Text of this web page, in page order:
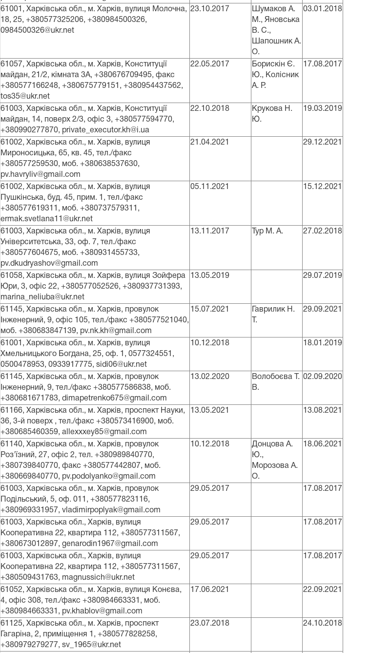
61001, Харківська обл., м. Харків, вулиця Молочна,
18, 25, +380577325206, +380984500326,
0984500326@ukr.net
23.10.2017
Шумаков А.
М., Яновська
В. С.,
Шапошник А.
О.
03.01.2018
61057, Харківська обл., м. Харків, Конституції
майдан, 21/2, кімната 3А, +380676709495, факс
+380577166248, +380675779151, +380954437562,
tos35@ukr.net
22.05.2017
Борискін Є.
Ю., Колісник
А. Р.
17.08.2017
61003, Харківська обл., м. Харків, Конституції
майдан, 14, поверх 2/3, офіс 3, +380577594770,
+380990277870, private_executor.kh@i.ua
22.10.2018
Крукова Н.
Ю.
19.03.2019
61002, Харківська обл., м. Харків, вулиця
Мироносицька, 65, кв. 45, тел./факс
+380577259530, моб. +380638537630,
pv.havryliv@gmail.com
21.04.2021 29.12.2021
61002, Харківська обл., м. Харків, вулиця
Пушкінська, буд. 45, прим. 1, тел./факс
+380577619311, моб. +380737579311,
ermak.svetlana11@ukr.net
05.11.2021 15.12.2021
61003, Харківська обл., м. Харків, вулиця
Університетська, 33, оф. 7, тел./факс
+380577604675, моб. +380931455733,
pv.dkudryashov@gmail.com
13.11.2017 Тур М. А. 27.02.2018
61058, Харківська обл., м. Харків, вулиця Зойфера
Юри, 3, офіс 22, +380577052526, +380937731393,
marina_neliuba@ukr.net
13.05.2019 29.07.2019
61145, Харківська обл., м. Харків, провулок
Інженерний, 9, офіс 105, тел./факс +380577521040,
моб. +380683847139, pv.nk.kh@gmail.com
15.07.2021
Гаврилик Н.
Т.
29.09.2021
61001, Харківська обл., м. Харків, вулиця
Хмельницького Богдана, 25, оф. 1, 0577324551,
0500478953, 0933917775, sidi06@ukr.net
10.12.2018 18.01.2019
61145, Харківська обл., м. Харків, провулок
Інженерний, 9, тел./факс +380577586838, моб.
+380681671783, dimapetrenko675@gmail.com
13.02.2020
Волобоєва Т.
В.
02.09.2020
61166, Харківська обл., м. Харків, проспект Науки,
36, 3-й поверх , тел./факс +380573416900, моб.
+380685460359, allexxxey85@gmail.com
13.05.2021 13.08.2021
61140, Харківська обл., м. Харків, провулок
Роз'їзний, 27, офіс 2, тел. +380989840770,
+380739840770, факс +380577442807, моб.
+380669840770, pv.podolyanko@gmail.com
10.12.2018
Донцова А.
Ю.,
Морозова А.
О.
18.06.2021
61003, Харківська обл., м. Харків, провулок
Подільський, 5, оф. 011, +380577823116,
+380969331957, vladimirpoplyak@gmail.com
29.05.2017 17.08.2017
61003, Харківська обл., Харків, вулиця
Кооперативна 22, квартира 112, +380577311567,
+380673012897, genarodin1967@gmail.com
29.05.2017 17.08.2017
61003, Харківська обл., Харків, вулиця
Кооперативна 22, квартира 112, +380577311567,
+380509431763, magnussich@ukr.net
29.05.2017 17.08.2017
61052, Харківська обл., м. Харків, вулиця Конєва,
4, офіс 308, тел./факс +380984663331, моб.
+380984663331, pv.khablov@gmail.com
17.06.2021 22.09.2021
61125, Харківська обл., м. Харків, проспект
Гагаріна, 2, приміщення 1, +380577828258,
+380979279277, sv_1965@ukr.net
23.07.2018 24.10.2018